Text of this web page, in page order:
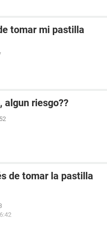
tomar mi pastilla
algun riesgo??
de tomar la pastilla